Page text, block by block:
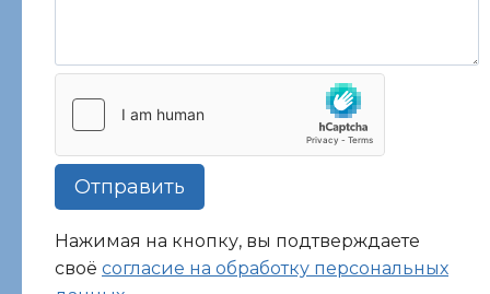
Отправить
Нажимая на кнопку, вы подтверждаете
своё согласие на обработку персональных